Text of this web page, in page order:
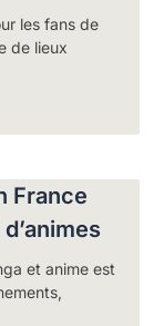
les fans de
de lieux
France
et anime est